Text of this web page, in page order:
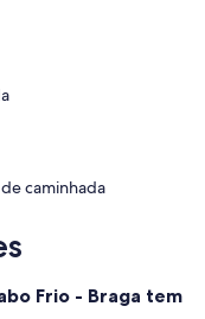
& Fries - ‬4 min de caminhada
Frio - Braga tem